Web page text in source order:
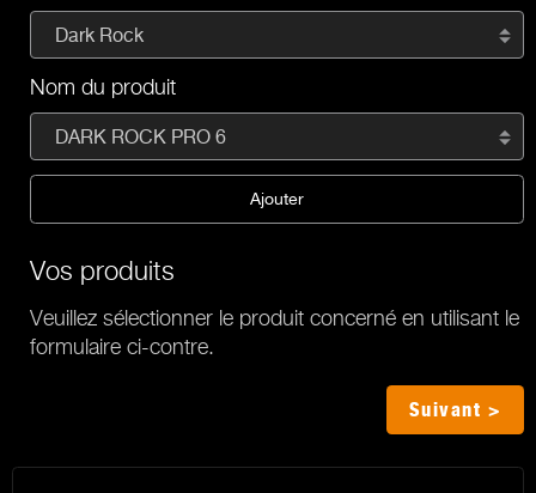
Dark Rock
Nom du produit
DARK ROCK PRO 6
Ajouter
Vos produits
Veuillez sélectionner le produit concerné en utilisant le
formulaire ci-contre.
Suivant >